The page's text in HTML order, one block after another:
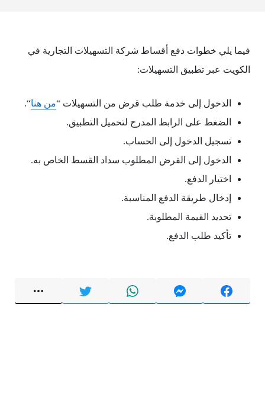
فيما يلي خطوات دفع أقساط شركة التسهيلات التجارية في
الكويت عبر تطبيق التسهيلات:
الدخول إلى خدمة طلب قرض من التسهيلات “من هنا“.
الضغط على الرابط المدرج لتحميل التطبيق.
تسجيل الدخول إلى الحساب.
الدخول إلى القرض المطلوب سداد القسط الخاص به.
اختيار الدفع.
إدخال طريقة الدفع المناسبة.
تحديد القيمة المطلوبة.
تأكيد طلب الدفع.